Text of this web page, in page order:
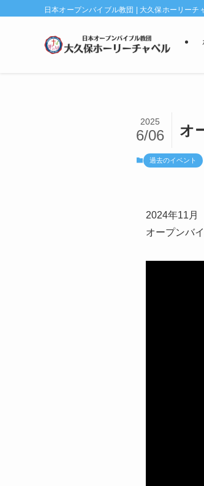
日本オープンバイブル教団 | 大久保ホーリーチ
オ
2025
6/06
過去のイベント
2024年11月
オープンバ